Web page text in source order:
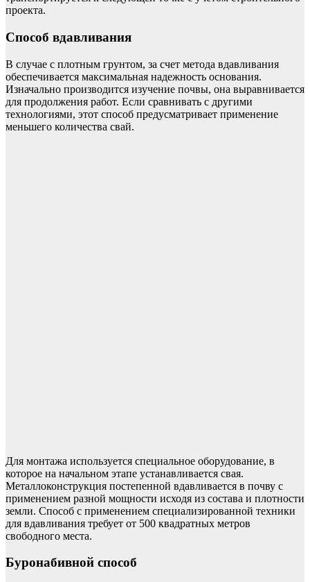
проекта.
Способ вдавливания
В случае с плотным грунтом, за счет метода вдавливания
обеспечивается максимальная надежность основания.
Изначально производится изучение почвы, она выравнивается
для продолжения работ. Если сравнивать с другими
технологиями, этот способ предусматривает применение
меньшего количества свай.
Для монтажа используется специальное оборудование, в
которое на начальном этапе устанавливается свая.
Металлоконструкция постепенной вдавливается в почву с
применением разной мощности исходя из состава и плотности
земли. Способ с применением специализированной техники
для вдавливания требует от 500 квадратных метров
свободного места.
Буронабивной способ